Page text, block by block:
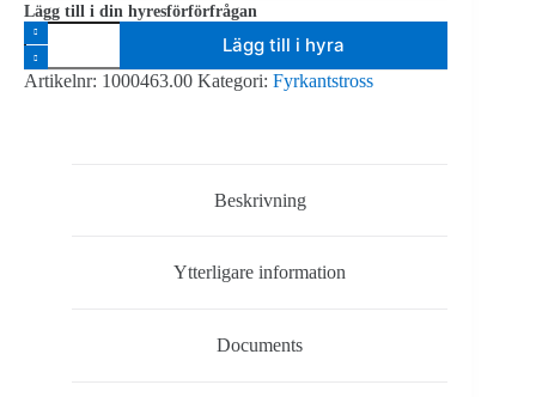
Lägg till i din hyresförförfrågan
Prolyte
H30V
-
tross
Lägg till i hyra
Artikelnr: 1000463.00 Kategori: Fyrkantstross
Beskrivning
Ytterligare information
Documents